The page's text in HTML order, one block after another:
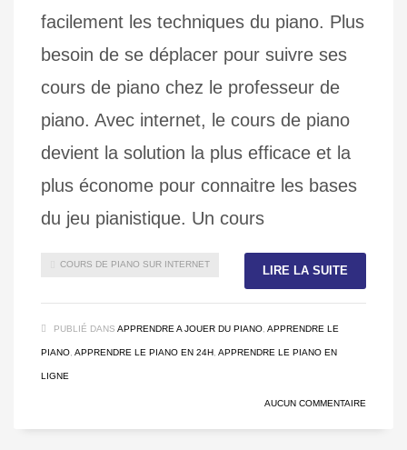
facilement les techniques du piano. Plus
besoin de se déplacer pour suivre ses
cours de piano chez le professeur de
piano. Avec internet, le cours de piano
devient la solution la plus efficace et la
plus économe pour connaitre les bases
du jeu pianistique. Un cours
COURS DE PIANO SUR INTERNET LIRE LA SUITE
PUBLIÉ DANS APPRENDRE A JOUER DU PIANO APPRENDRE LE
PIANO APPRENDRE LE PIANO EN 24H APPRENDRE LE PIANO EN
LIGNE
AUCUN COMMENTAIRE